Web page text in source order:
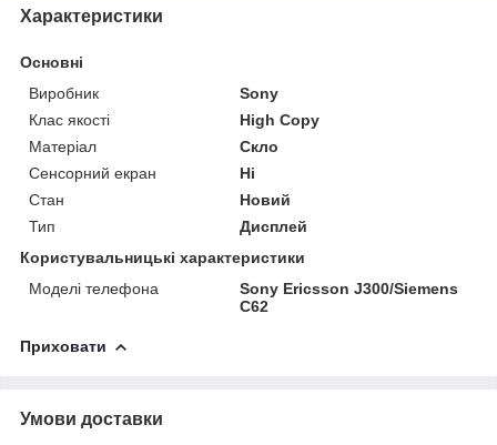
Характеристики
Основні
Виробник
Sony
Клас якості
High Copy
Матеріал
Скло
Сенсорний екран
Ні
Стан
Новий
Тип
Дисплей
Користувальницькі характеристики
Моделі телефона
Sony Ericsson J300/Siemens
C62
Приховати
Умови доставки